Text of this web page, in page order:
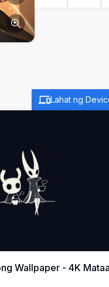
Lahat ng
Wallpaper - 4K